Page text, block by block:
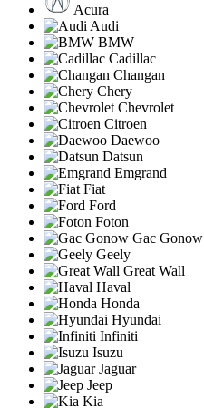
Acura
Audi
BMW
Cadillac
Changan
Chery
Chevrolet
Citroen
Daewoo
Datsun
Emgrand
Fiat
Ford
Foton
Gac Gonow
Geely
Great Wall
Haval
Honda
Hyundai
Infiniti
Isuzu
Jaguar
Jeep
Kia